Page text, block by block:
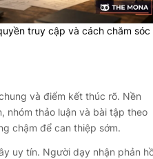
truy cập và cách chăm sóc
và điểm kết thúc rõ. Nền
nhóm thảo luận và bài tập theo
chậm để can thiệp sớm.
uy tín. Người dạy nhận phản